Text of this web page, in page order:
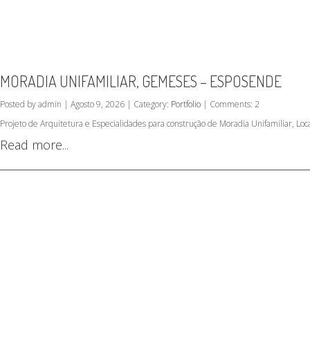
MORADIA UNIFAMILIAR, GEMESES – ESPOSENDE
Posted by admin | Agosto 9, 2026 | Category: Portfolio | Comments: 2
Projeto de Arquitetura e Especialidades para construção de Moradia Unifamiliar,
Read more...